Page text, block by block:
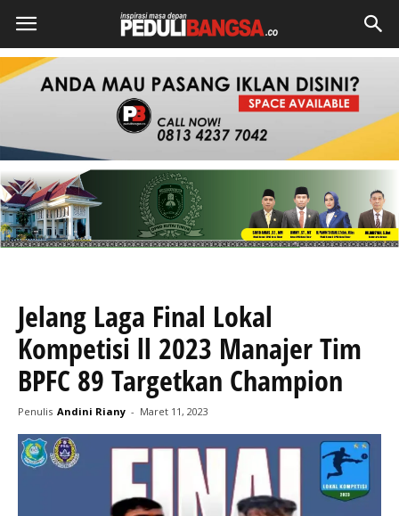
Jelang Laga Final Lokal
Kompetisi ll 2023 Manajer Tim
BPFC 89 Targetkan Champion
Penulis Andini Riany - Maret 11, 2023